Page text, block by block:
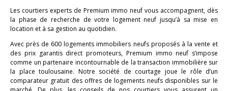
Les courtiers experts de Premium immo neuf vous accompagnent, dès
la phase de recherche de votre logement neuf jusqu’à sa mise en
location et à sa gestion au quotidien.
Avec près de 600 logements immobiliers neufs proposés à la vente et
des prix garantis direct promoteurs, Premium immo neuf s’impose
comme un partenaire incontournable de la transaction immobilière sur
la place toulousaine. Notre société de courtage joue le rôle d’un
comparateur gratuit des offres de logements neufs disponibles sur le